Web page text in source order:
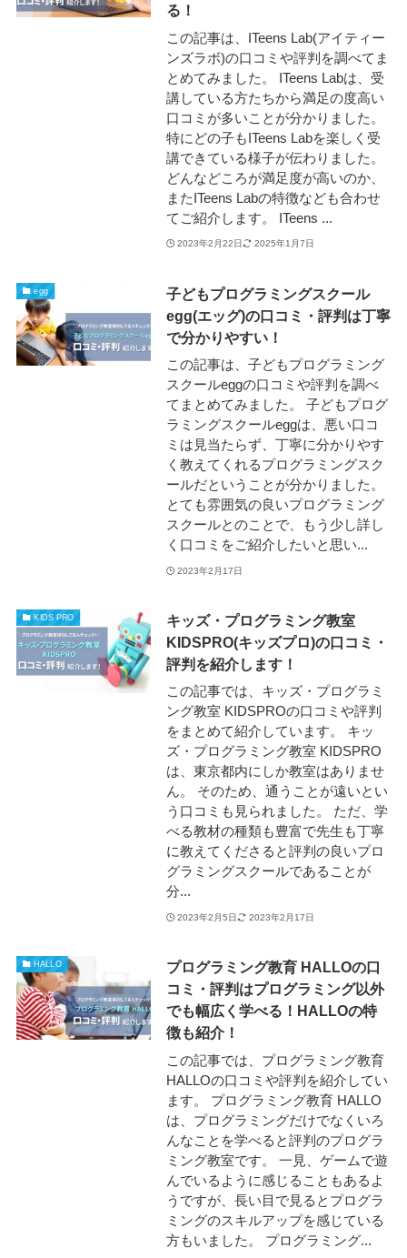
る！
この記事は、ITeens Lab(アイティー
ンズラボ)の口コミや評判を調べてま
とめてみました。 ITeens Labは、受
講している方たちから満足の度高い
口コミが多いことが分かりました。
特にどの子もITeens Labを楽しく受
講できている様子が伝わりました。
どんなどころが満足度が高いのか、
またITeens Labの特徴なども合わせ
てご紹介します。 ITeens ...
2023年2月22日 2025年1月7日
egg
子どもプログラミングスクール
egg(エッグ)の口コミ・評判は丁寧
で分かりやすい！
この記事は、子どもプログラミング
スクールeggの口コミや評判を調べ
てまとめてみました。 子どもプログ
ラミングスクールeggは、悪い口コ
ミは見当たらず、丁寧に分かりやす
く教えてくれるプログラミングスク
ールだということが分かりました。
とても雰囲気の良いプログラミング
スクールとのことで、もう少し詳し
く口コミをご紹介したいと思い...
2023年2月17日
KIDS PRO
キッズ・プログラミング教室
KIDSPRO(キッズプロ)の口コミ・
評判を紹介します！
この記事では、キッズ・プログラミ
ング教室 KIDSPROの口コミや評判
をまとめて紹介しています。 キッ
ズ・プログラミング教室 KIDSPRO
は、東京都内にしか教室はありませ
ん。 そのため、通うことが遠いとい
う口コミも見られました。 ただ、学
べる教材の種類も豊富で先生も丁寧
に教えてくださると評判の良いプロ
グラミングスクールであることが
分...
2023年2月5日 2023年2月17日
HALLO
プログラミング教育 HALLOの口
コミ・評判はプログラミング以外
でも幅広く学べる！HALLOの特
徴も紹介！
この記事では、プログラミング教育
HALLOの口コミや評判を紹介してい
ます。 プログラミング教育 HALLO
は、プログラミングだけでなくいろ
んなことを学べると評判のプログラ
ミング教室です。 一見、ゲームで遊
んでいるように感じることもあるよ
うですが、長い目で見るとプログラ
ミングのスキルアップを感じている
方もいました。 プログラミング...